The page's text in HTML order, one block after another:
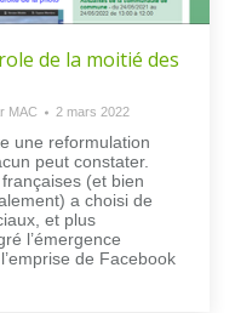
de la moitié des
MAC 2 mars 2022
une reformulation
peut constater.
(et bien
a choisi de
et plus
l’émergence
de Facebook